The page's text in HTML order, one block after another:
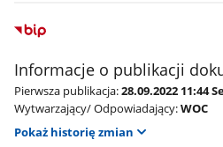
Informacje o publikacji
Pierwsza publikacja:28.09.2022 11:44
Wytwarzający/ Odpowiadający:WOC
Pokaż historię zmian